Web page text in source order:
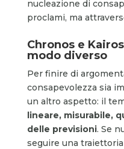
nucleazione di
proclami, ma
Chronos e
modo diverso
Per finire di
consapevolezza sia
un altro aspetto: il
lineare, misurabile,
delle previsioni. Se
seguire una